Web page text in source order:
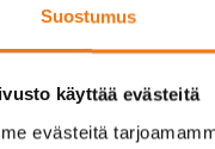
Suostumus
käyttää evästeitä
evästeitä
eri tekijöistä.
laadukas vaihtoehto.
Jos kivituhkaa täytyy
käytetään paljon,